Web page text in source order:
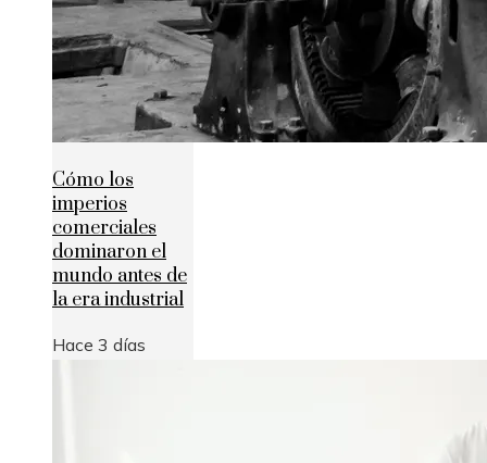
Cómo los
imperios
comerciales
dominaron el
mundo antes de
la era industrial
Hace 3 días